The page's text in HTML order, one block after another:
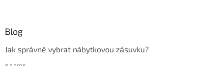
Blog
Jak správně vybrat nábytkovou zásuvku?